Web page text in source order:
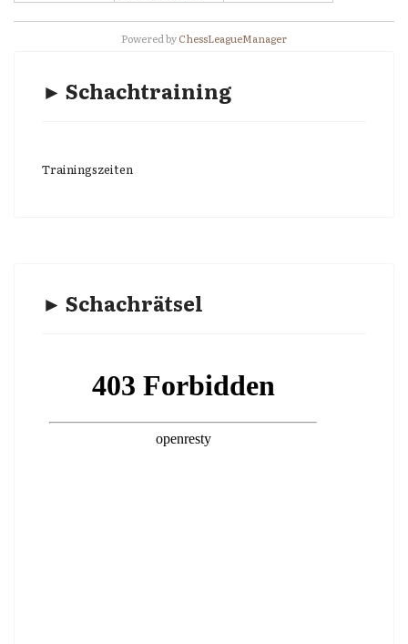
Powered byChessLeagueManager
► Schachtraining
Trainingszeiten
► Schachrätsel